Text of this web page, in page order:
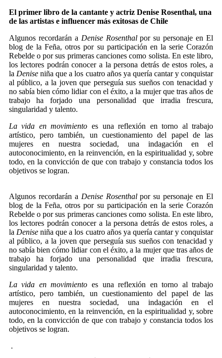
El primer libro de la cantante y actriz Denise Rosenthal, una
de las artistas e influencer más exitosas de Chile
Algunos recordarán a Denise Rosenthalpor su personaje en El
blog de la Feña, otros por su participación en la serie Corazón
Rebelde o por sus primeras canciones como solista. En este libro,
los lectores podrán conocer a la persona detrás de estos roles, a
la Deniseniña que a los cuatro años ya quería cantar y conquistar
al público, a la joven que perseguía sus sueños con tenacidad y
no sabía bien cómo lidiar con el éxito, a la mujer que tras años de
trabajo ha forjado una personalidad que irradia frescura,
singularidad y talento.
La vida en movimiento es una reflexión en torno al trabajo
artístico, pero también, un cuestionamiento del papel de las
mujeres en nuestra sociedad, una indagación en el
autoconocimiento, en la reinvención, en la espiritualidad y, sobre
todo, en la convicción de que con trabajo y constancia todos los
objetivos se logran.
Algunos recordarán a Denise Rosenthalpor su personaje en El
blog de la Feña, otros por su participación en la serie Corazón
Rebelde o por sus primeras canciones como solista. En este libro,
los lectores podrán conocer a la persona detrás de estos roles, a
la Deniseniña que a los cuatro años ya quería cantar y conquistar
al público, a la joven que perseguía sus sueños con tenacidad y
no sabía bien cómo lidiar con el éxito, a la mujer que tras años de
trabajo ha forjado una personalidad que irradia frescura,
singularidad y talento.
La vida en movimiento es una reflexión en torno al trabajo
artístico, pero también, un cuestionamiento del papel de las
mujeres en nuestra sociedad, una indagación en el
autoconocimiento, en la reinvención, en la espiritualidad y, sobre
todo, en la convicción de que con trabajo y constancia todos los
objetivos se logran.
.